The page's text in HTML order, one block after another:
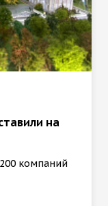
на
компаний